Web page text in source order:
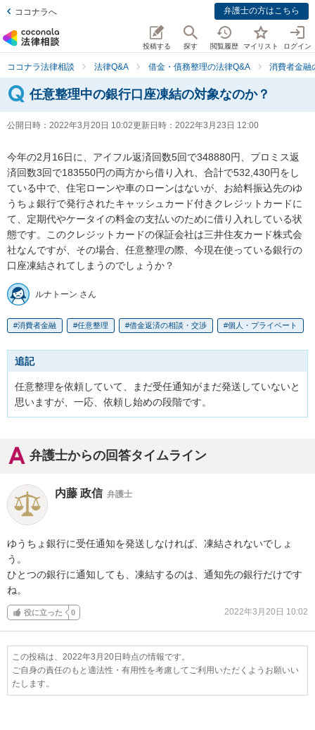
ココナラへ 弁護士の方はこちら
投稿する 探す 閲覧履歴 マイリスト ログイン
ココナラ法律相談 法律Q&A 借金・債務整理の法律Q&A 消費者金融
任意整理中の銀行口座凍結の対象なのか？
公開日時： 2022年3月20日 10:02更新日時： 2022年3月23日 12:00
今年の2月16日に、アイフル返済回数5回で348880円、プロミス返
済回数3回で183550円の両方から借り入れ、合計で532,430円をし
ている中で、住宅ローンや車のローンはないが、お給料振込先のゆ
うちょ銀行で発行されたキャッシュカード付きクレジットカードに
て、定期代やケータイの料金の支払いのために借り入れしている状
態です。このクレジットカードの保証会社は三井住友カード株式会
社なんですが、その場合、任意整理の際、今現在使っている銀行の
口座凍結されてしまうのでしょうか？
ルナトーン さん
消費者金融 任意整理 借金返済の相談・交渉 個人・プライベート
追記
任意整理を依頼していて、まだ受任通知がまだ発送していないと
思いますが、一応、依頼し始めの段階です。
弁護士からの回答タイムライン
内藤 政信 弁護士
ゆうちょ銀行に受任通知を発送しなければ、凍結されないでしょ
う。
ひとつの銀行に通知しても、凍結するのは、通知先の銀行だけです
ね。
役に立った 0 2022年3月20日 10:02
この投稿は、2022年3月20日時点の情報です。
ご自身の責任のもと適法性・有用性を考慮してご利用いただくようお願いい
たします。